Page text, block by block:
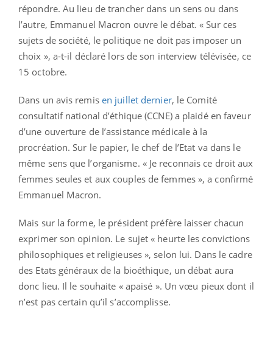
répondre. Au lieu de trancher dans un sens ou dans
l’autre, Emmanuel Macron ouvre le débat. « Sur ces
sujets de société, le politique ne doit pas imposer un
choix », a-t-il déclaré lors de son interview télévisée, ce
15 octobre.
Dans un avis remis en juillet dernier, le Comité
consultatif national d’éthique (CCNE) a plaidé en faveur
d’une ouverture de l’assistance médicale à la
procréation. Sur le papier, le chef de l’Etat va dans le
même sens que l’organisme. « Je reconnais ce droit aux
femmes seules et aux couples de femmes », a confirmé
Emmanuel Macron.
Mais sur la forme, le président préfère laisser chacun
exprimer son opinion. Le sujet « heurte les convictions
philosophiques et religieuses », selon lui. Dans le cadre
des Etats généraux de la bioéthique, un débat aura
donc lieu. Il le souhaite « apaisé ». Un vœu pieux dont il
n’est pas certain qu’il s’accomplisse.